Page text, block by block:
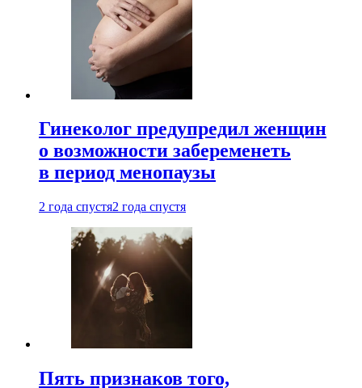
Гинеколог предупредил женщин
о возможности забеременеть
в период менопаузы
2 года спустя2 года спустя
Пять признаков того,